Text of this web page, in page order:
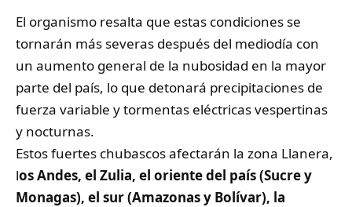
El organismo resalta que estas condiciones se
tornarán más severas después del mediodía con
un aumento general de la nubosidad en la mayor
parte del país, lo que detonará precipitaciones de
fuerza variable y tormentas eléctricas vespertinas
y nocturnas.
Estos fuertes chubascos afectarán la zona Llanera,
los Andes, el Zulia, el oriente del país (Sucre y
Monagas), el sur (Amazonas y Bolívar), la